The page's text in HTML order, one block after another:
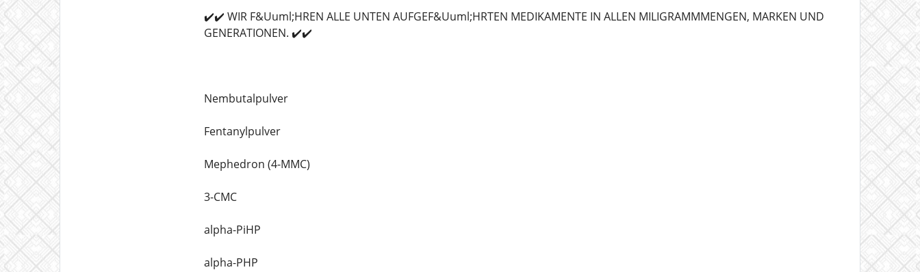
✔️✔️ WIR F&Uuml;HREN ALLE UNTEN AUFGEF&Uuml;HRTEN MEDIKAMENTE IN ALLEN MILIGRAMMMENGEN, MARKEN UND
GENERATIONEN. ✔️✔️
Nembutalpulver
Fentanylpulver
Mephedron (4-MMC)
3-CMC
alpha-PiHP
alpha-PHP